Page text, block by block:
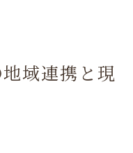
域連携と現